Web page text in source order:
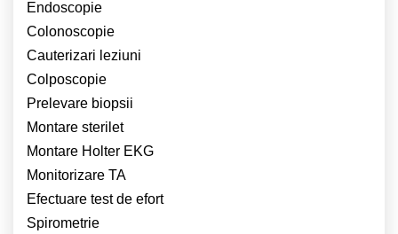
Endoscopie
Colonoscopie
Cauterizari leziuni
Colposcopie
Prelevare biopsii
Montare sterilet
Montare Holter EKG
Monitorizare TA
Efectuare test de efort
Spirometrie